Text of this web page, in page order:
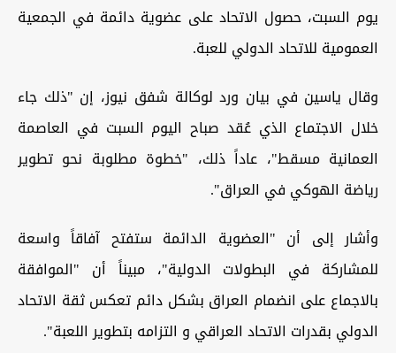
يوم السبت، حصول الاتحاد على عضوية دائمة في الجمعية
العمومية للاتحاد الدولي للعبة.
وقال ياسين في بيان ورد لوكالة شفق نيوز، إن "ذلك جاء
خلال الاجتماع الذي عُقد صباح اليوم السبت في العاصمة
العمانية مسقط"، عاداً ذلك، "خطوة مطلوبة نحو تطوير
رياضة الهوكي في العراق".
وأشار إلى أن "العضوية الدائمة ستفتح آفاقاً واسعة
للمشاركة في البطولات الدولية"، مبيناً أن "الموافقة
بالاجماع على انضمام العراق بشكل دائم تعكس ثقة الاتحاد
الدولي بقدرات الاتحاد العراقي و التزامه بتطوير اللعبة".